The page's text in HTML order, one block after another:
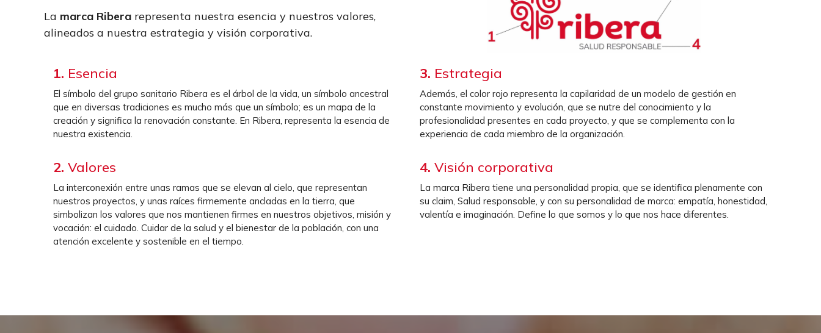
La marca Ribera representa nuestra esencia y nuestros valores,
alineados a nuestra estrategia y visión corporativa.
1. Esencia
El símbolo del grupo sanitario Ribera es el árbol de la vida, un símbolo ancestral
que en diversas tradiciones es mucho más que un símbolo; es un mapa de la
creación y significa la renovación constante. En Ribera, representa la esencia de
nuestra existencia.
2. Valores
La interconexión entre unas ramas que se elevan al cielo, que representan
nuestros proyectos, y unas raíces firmemente ancladas en la tierra, que
simbolizan los valores que nos mantienen firmes en nuestros objetivos, misión y
vocación: el cuidado. Cuidar de la salud y el bienestar de la población, con una
atención excelente y sostenible en el tiempo.
3. Estrategia
Además, el color rojo representa la capilaridad de un modelo de gestión en
constante movimiento y evolución, que se nutre del conocimiento y la
profesionalidad presentes en cada proyecto, y que se complementa con la
experiencia de cada miembro de la organización.
4. Visión corporativa
La marca Ribera tiene una personalidad propia, que se identifica plenamente con
su claim, Salud responsable, y con su personalidad de marca: empatía, honestidad,
valentía e imaginación. Define lo que somos y lo que nos hace diferentes.